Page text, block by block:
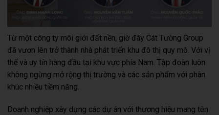
Từ một công ty môi giới đất nền, giờ đây Cát Tường Group
đã vươn lên trở thành nhà phát triển khu đô thị quy mô. Với vị
thế và uy tín hàng đầu tại khu vực phía Nam. Tập đoàn luôn
không ngừng mở rộng thị trường và các sản phẩm với phân
khúc nhiều tiềm năng.
Doanh nghiệp xây dựng các dự án với thương hiệu mang tên